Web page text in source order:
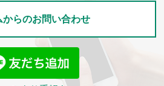
からのお問い合わせ